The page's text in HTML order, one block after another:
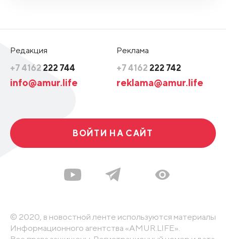
Редакция
+7 4162 222 744
info@amur.life
Реклама
+7 4162 222 742
reklama@amur.life
ВОЙТИ НА САЙТ
© 2020, в новостной ленте используются материалы
Информационного агентства «AMUR.LIFE».